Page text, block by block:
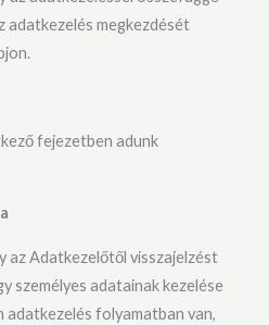
adatkezelés megkezdését
fejezetben adunk
Adatkezelőtől visszajelzést
személyes adatainak kezelése
adatkezelés folyamatban van,